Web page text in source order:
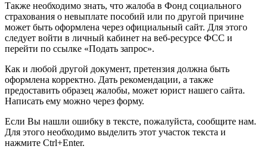
Также необходимо знать, что жалоба в Фонд социального
страхования о невыплате пособий или по другой причине
может быть оформлена через официальный сайт. Для этого
следует войти в личный кабинет на веб-ресурсе ФСС и
перейти по ссылке «Подать запрос».
Как и любой другой документ, претензия должна быть
оформлена корректно. Дать рекомендации, а также
предоставить образец жалобы, может юрист нашего сайта.
Написать ему можно через форму.
Если Вы нашли ошибку в тексте, пожалуйста, сообщите нам.
Для этого необходимо выделить этот участок текста и
нажмите Ctrl+Enter.